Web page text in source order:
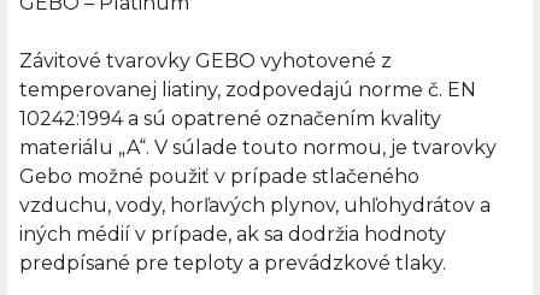
Závitové tvarovky GEBO vyhotovené z
temperovanej liatiny, zodpovedajú norme č. EN
10242:1994 a sú opatrené označením kvality
materiálu „A“. V súlade touto normou, je tvarovky
Gebo možné použiť v prípade stlačeného
vzduchu, vody, horľavých plynov, uhľohydrátov a
iných médií v prípade, ak sa dodržia hodnoty
predpísané pre teploty a prevádzkové tlaky.